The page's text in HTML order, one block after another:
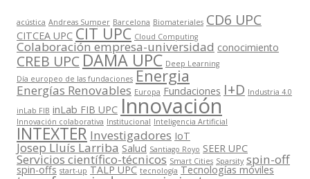
acústica Andreas Sumper Barcelona Biomateriales CD6 UPC
CITCEA UPC CIT UPC Cloud Computing
Colaboración empresa-universidad conocimiento
CREB UPCDAMA UPC Deep Learning
Día europeo de las fundaciones Energia
Energías Renovables Europa Fundaciones I+D Industria 4.0
inLab FIB inLab FIB UPC Innovación
Innovación colaborativa Institucional Inteligencia Artificial
INTEXTER Investigadores IoT
Josep Lluís Larriba Salud Santiago Royo SEER UPC
Servicios científico-técnicos Smart Cities Sparsity spin-off
spin-offs start-up TALP UPC tecnología Tecnologías móviles